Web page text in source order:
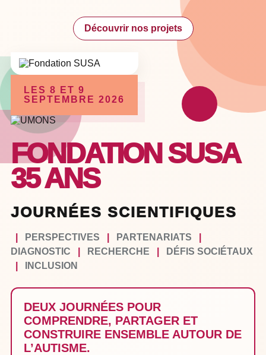
Découvrir nos projets
LES 8 ET 9
SEPTEMBRE 2026
FONDATION SUSA
35 ANS
JOURNÉES SCIENTIFIQUES
PERSPECTIVES PARTENARIATS
DIAGNOSTIC
RECHERCHE
DÉFIS SOCIÉTAUX
INCLUSION
DEUX JOURNÉES POUR
COMPRENDRE, PARTAGER ET
CONSTRUIRE ENSEMBLE AUTOUR DE
L’AUTISME.